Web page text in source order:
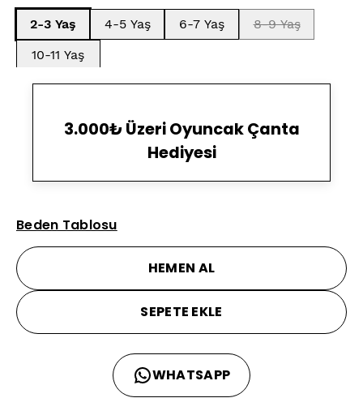
2-3 Yaş 4-5 Yaş 6-7 Yaş
8-9 Yaş
10-11 Yaş
3.000₺ Üzeri Oyuncak Çanta
Hediyesi
Beden Tablosu
HEMEN AL
SEPETE EKLE
WHATSAPP